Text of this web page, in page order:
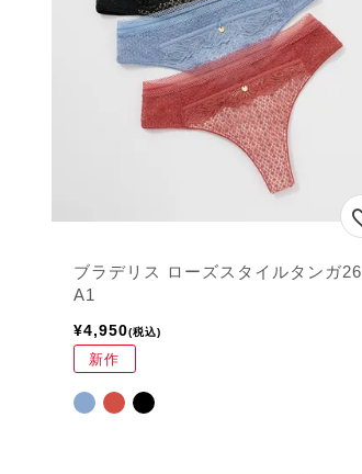
ブラデリス ローズスタイルタンガ26
A1
¥4,950 税込
新作